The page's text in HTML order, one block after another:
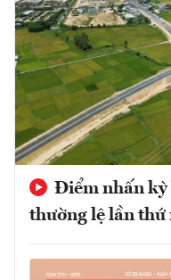
Điểm nhấn kỳ
thường lệ lần thứ